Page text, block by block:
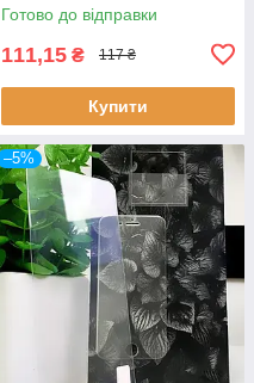
Готово до відправки
111,15 ₴ 117 ₴
Купити
–5%